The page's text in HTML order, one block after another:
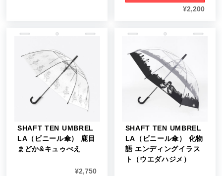
¥2,200
SHAFT TEN UMBREL
LA（ビニール傘） 鹿目
まどか&キュゥべえ
¥2,750
SHAFT TEN UMBREL
LA（ビニール傘） 化物
語 エンディングイラス
ト（ウエダハジメ）